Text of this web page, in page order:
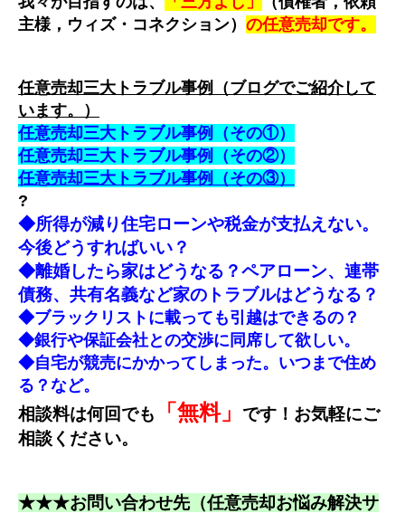
主様，ウィズ・コネクション） の任意売却です。
任意売却三大トラブル事例（ブログでご紹介して
います。）
任意売却三大トラブル事例（その①）
任意売却三大トラブル事例（その②）
任意売却三大トラブル事例（その③）
?
◆所得が減り住宅ローンや税金が支払えない。
今後どうすればいい？
◆離婚したら家はどうなる？ペアローン、連帯
債務、共有名義など家のトラブルはどうなる？
◆ブラックリストに載っても引越はできるの？
◆銀行や保証会社との交渉に同席して欲しい。
◆自宅が競売にかかってしまった。いつまで住め
る？など。
相談料は何回でも 「無料」
です！お気軽にご
相談ください。
★★★お問い合わせ先（任意売却お悩み解決サ